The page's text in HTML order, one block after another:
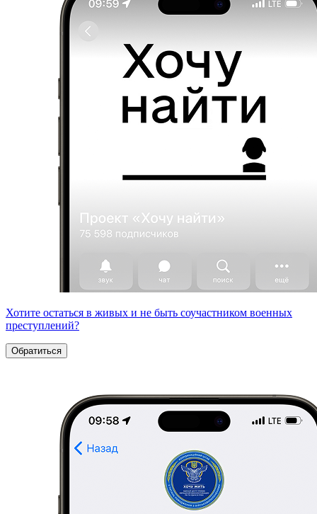
Хотите остаться в живых и не быть соучастником военных
преступлений?
Обратиться